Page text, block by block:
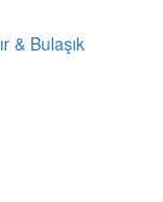
& Bulaşık